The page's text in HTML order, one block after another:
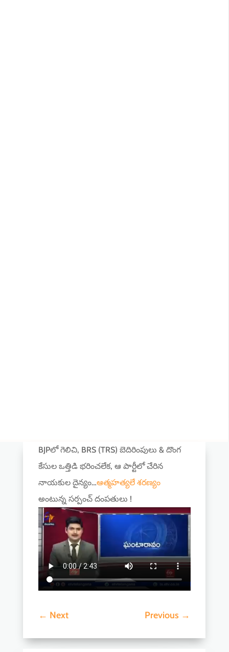
BJPలో గెలిచి, BRS (TRS) బెదిరింపులు & దొంగ
కేసుల ఒత్తిడి భరించలేక, ఆ పార్టీలో చేరిన
నాయకుల దైన్యం…ఆత్మహత్యలే శరణ్యం
అంటున్న సర్పంచ్ దంపతులు !
← Next Previous →